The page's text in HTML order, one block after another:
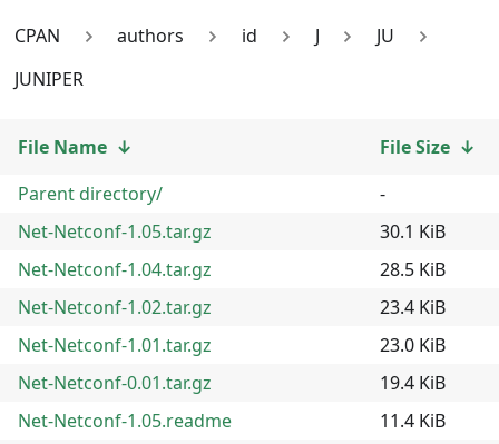
CPAN authors id J
JU
JUNIPER
File Name ↓ File Size ↓
Parent directory/
-
Net-Netconf-1.05.tar.gz
30.1 KiB
Net-Netconf-1.04.tar.gz
28.5 KiB
Net-Netconf-1.02.tar.gz
23.4 KiB
Net-Netconf-1.01.tar.gz
23.0 KiB
Net-Netconf-0.01.tar.gz
19.4 KiB
Net-Netconf-1.05.readme
11.4 KiB